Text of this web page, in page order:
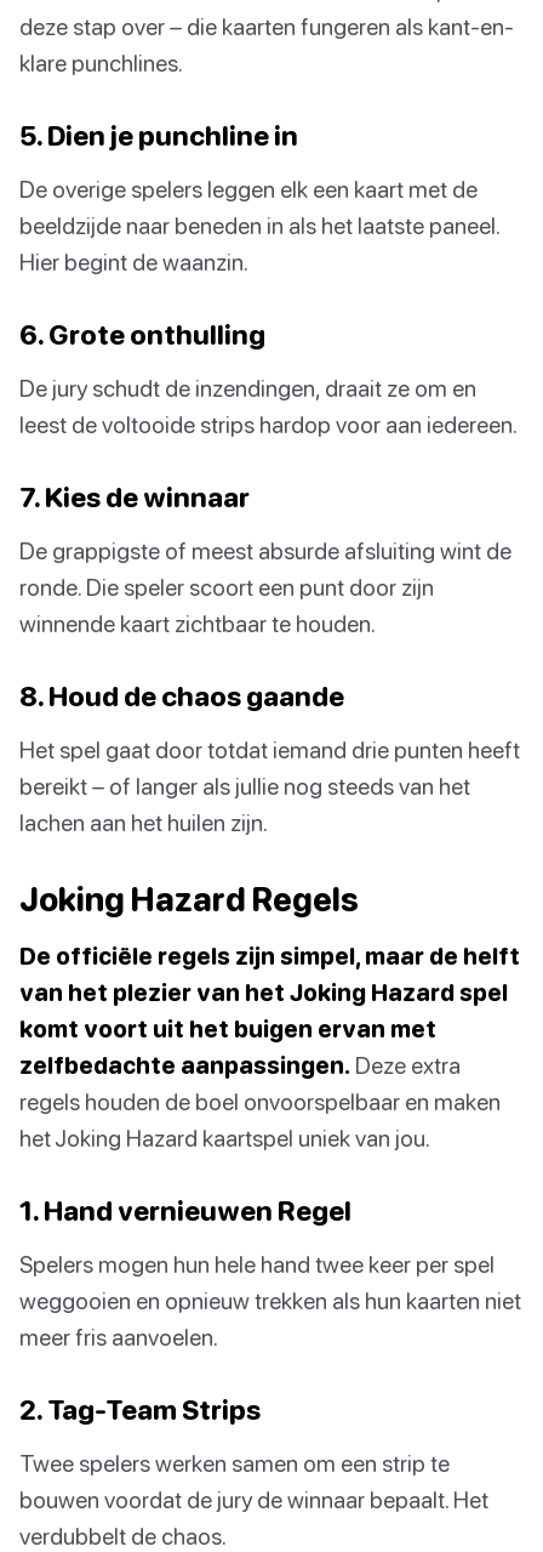
deze stap over – die kaarten fungeren als kant-en-
klare punchlines.
5. Dien je punchline in
De overige spelers leggen elk een kaart met de
beeldzijde naar beneden in als het laatste paneel.
Hier begint de waanzin.
6. Grote onthulling
De jury schudt de inzendingen, draait ze om en
leest de voltooide strips hardop voor aan iedereen.
7. Kies de winnaar
De grappigste of meest absurde afsluiting wint de
ronde. Die speler scoort een punt door zijn
winnende kaart zichtbaar te houden.
8. Houd de chaos gaande
Het spel gaat door totdat iemand drie punten heeft
bereikt – of langer als jullie nog steeds van het
lachen aan het huilen zijn.
Joking Hazard Regels
De officiële regels zijn simpel, maar de helft
van het plezier van het Joking Hazard spel
komt voort uit het buigen ervan met
zelfbedachte aanpassingen. Deze extra
regels houden de boel onvoorspelbaar en maken
het Joking Hazard kaartspel uniek van jou.
1. Hand vernieuwen Regel
Spelers mogen hun hele hand twee keer per spel
weggooien en opnieuw trekken als hun kaarten niet
meer fris aanvoelen.
2. Tag-Team Strips
Twee spelers werken samen om een strip te
bouwen voordat de jury de winnaar bepaalt. Het
verdubbelt de chaos.